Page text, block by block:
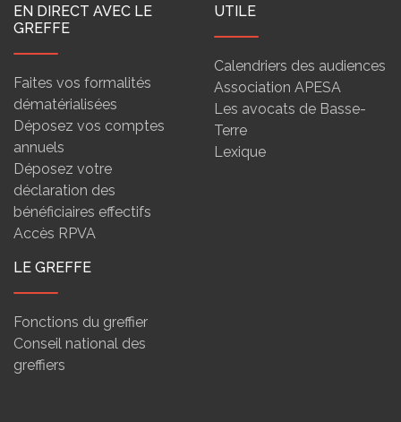
EN DIRECT AVEC LE
GREFFE
Faites vos formalités
dématérialisées
Déposez vos comptes
annuels
Déposez votre
déclaration des
bénéficiaires effectifs
Accès RPVA
UTILE
Calendriers des audiences
Association APESA
Les avocats de Basse-
Terre
Lexique
LE GREFFE
Fonctions du greffier
Conseil national des
greffiers